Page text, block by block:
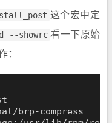
这个宏中定
--showrc 看一下原始
：
brp-compress